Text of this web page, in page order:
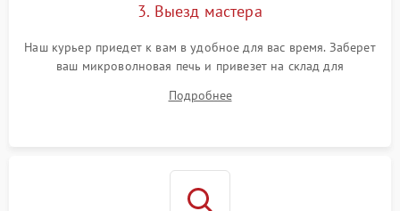
3. Выезд мастера
Наш курьер приедет к вам в удобное для вас время. Заберет
ваш микроволновая печь и привезет на склад для
Подробнее